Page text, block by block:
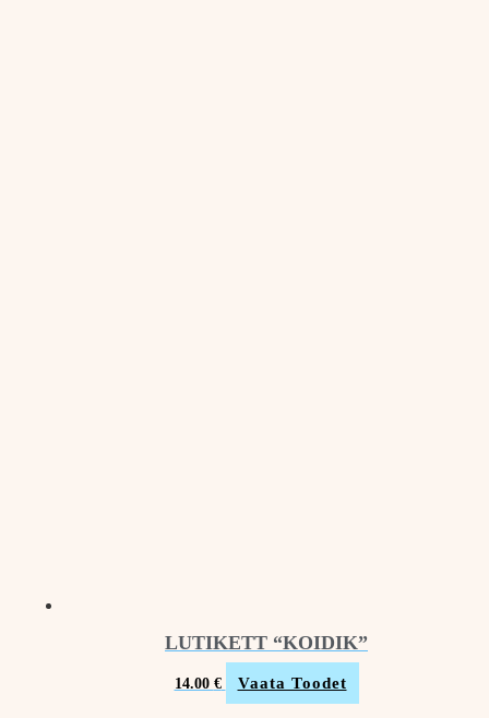
LUTIKETT “KOIDIK”
14.00 € Vaata Toodet